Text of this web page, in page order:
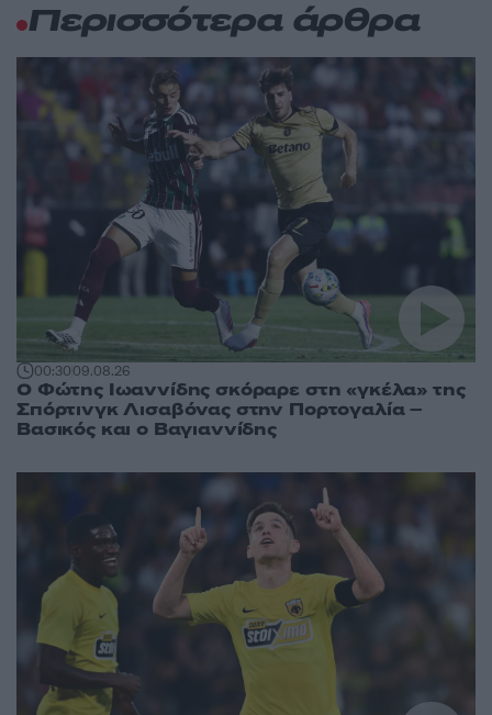
Περισσότερα άρθρα
00:3009.08.26
Ο Φώτης Ιωαννίδης σκόραρε στη «γκέλα» της
Σπόρτινγκ Λισαβόνας στην Πορτογαλία –
Βασικός και ο Βαγιαννίδης